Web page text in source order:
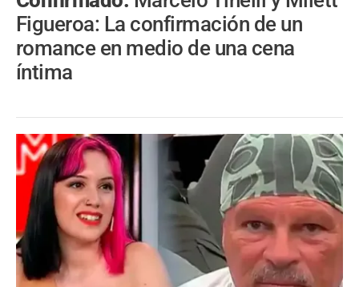
Figueroa: La confirmación de un
romance en medio de una cena
íntima